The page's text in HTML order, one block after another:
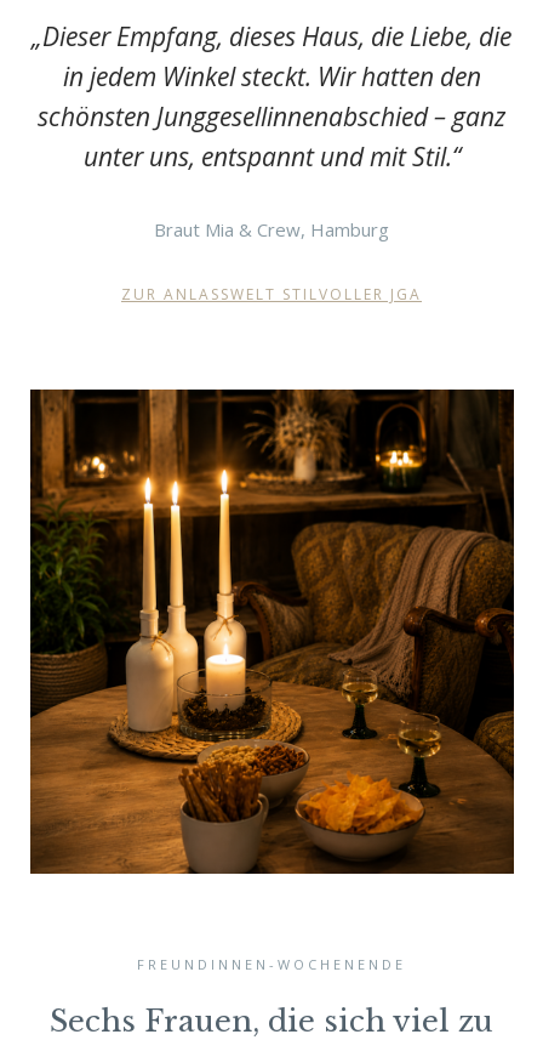
„Dieser Empfang, dieses Haus, die Liebe, die
in jedem Winkel steckt. Wir hatten den
schönsten Junggesellinnenabschied – ganz
unter uns, entspannt und mit Stil.“
Braut Mia & Crew, Hamburg
ZUR ANLASSWELT STILVOLLER JGA
FREUNDINNEN-WOCHENENDE
Sechs Frauen, die sich viel zu